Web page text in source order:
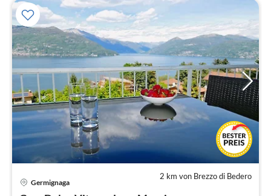
2 km von Brezzo di Bedero
Germignaga